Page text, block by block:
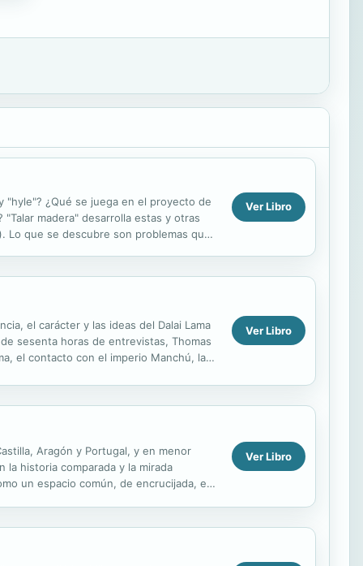
"hyle"? ¿Qué se juega en el proyecto de
madera" desarrolla estas y otras
Lo que se descubre son problemas que
Ver Libro
el carácter y las ideas del Dalai Lama
sesenta horas de entrevistas, Thomas
el contacto con el imperio Manchú, las
Ver Libro
Aragón y Portugal, y en menor
historia comparada y la mirada
un espacio común, de encrucijada, en
Ver Libro